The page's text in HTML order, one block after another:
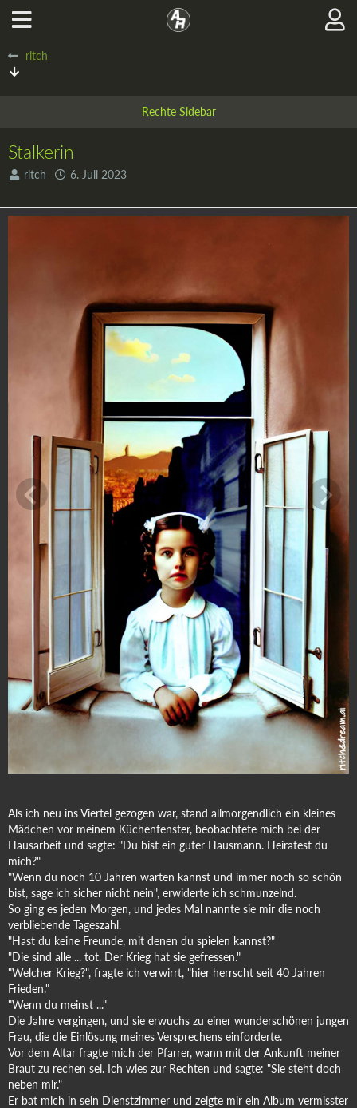
ritch
Stalkerin
ritch 6. Juli 2023
Als ich neu ins Viertel gezogen war, stand allmorgendlich ein kleines
Mädchen vor meinem Küchenfenster, beobachtete mich bei der
Hausarbeit und sagte: "Du bist ein guter Hausmann. Heiratest du
mich?"
"Wenn du noch 10 Jahren warten kannst und immer noch so schön
bist, sage ich sicher nicht nein", erwiderte ich schmunzelnd.
So ging es jeden Morgen, und jedes Mal nannte sie mir die noch
verbliebende Tageszahl.
"Hast du keine Freunde, mit denen du spielen kannst?"
"Die sind alle ... tot. Der Krieg hat sie gefressen."
"Welcher Krieg?", fragte ich verwirrt, "hier herrscht seit 40 Jahren
Frieden."
"Wenn du meinst ..."
Die Jahre vergingen, und sie erwuchs zu einer wunderschönen jungen
Frau, die die Einlösung meines Versprechens einforderte.
Vor dem Altar fragte mich der Pfarrer, wann mit der Ankunft meiner
Braut zu rechen sei. Ich wies zur Rechten und sagte: "Sie steht doch
neben mir."
Er bat mich in sein Dienstzimmer und zeigte mir ein Album vermisster